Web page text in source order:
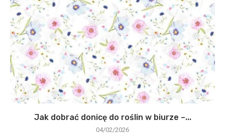
Jak dobrać donicę do roślin w biurze –...
04/02/2026